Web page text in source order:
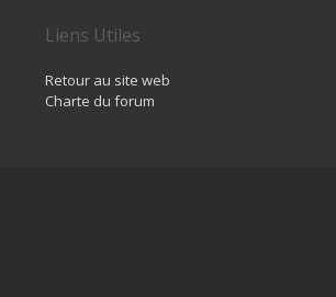
Liens Utiles
Retour au site web
Charte du forum